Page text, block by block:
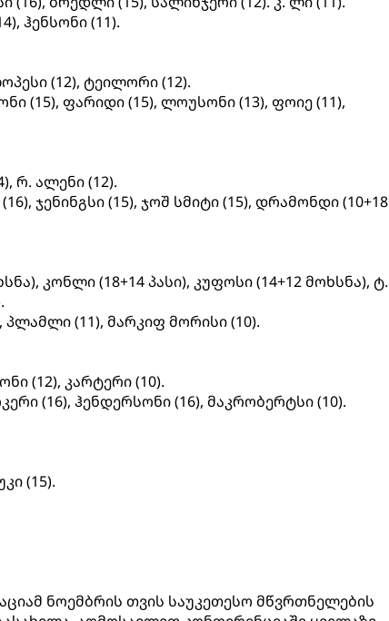
ჰენსონი (11).
(12), ტეილორი (12).
(15), ფარიდი (15), ლოუსონი (13), ფოიე (11),
რ. ალენი (12).
ჯენინგსი (15), ჯოშ სმიტი (15), დრამონდი (10+18
კონლი (18+14 პასი), კუფოსი (14+12 მოხსნა), ტ.
პლამლი (11), მარკიფ მორისი (10).
(12), კარტერი (10).
(16), ჰენდერსონი (16), მაკრობერტსი (10).
(15).
ნოემბრის თვის საუკეთესო მწვრთნელების